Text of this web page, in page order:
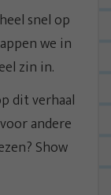
snel op
we in
zin in.
dit verhaal
andere
Show